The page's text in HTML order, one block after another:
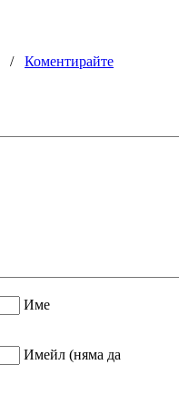
/ Коментирайте
Име
Имейл (няма да